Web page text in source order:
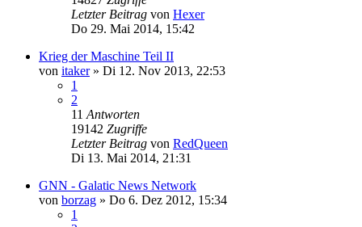
Letzter Beitrag von Hexer
Do 29. Mai 2014, 15:42
Krieg der Maschine Teil II
von itaker» Di 12. Nov 2013, 22:53
1
2
11 Antworten
19142 Zugriffe
Letzter Beitrag von RedQueen
Di 13. Mai 2014, 21:31
GNN - Galatic News Network
von borzag » Do 6. Dez 2012, 15:34
1